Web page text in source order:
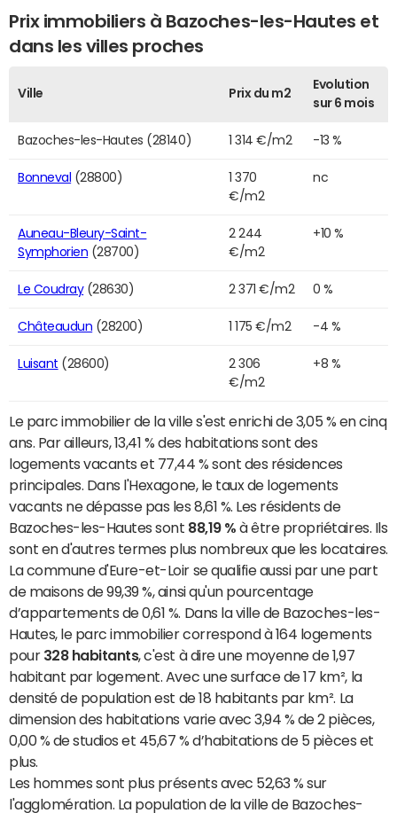
Prix immobiliers à Bazoches-les-Hautes et
dans les villes proches
Ville Prix du m2
Evolution
sur 6 mois
Bazoches-les-Hautes (28140) 1 314 €/m2 -13 %
Bonneval (28800)
1 370
€/m2
nc
Auneau-Bleury-Saint-
Symphorien (28700)
2 244
€/m2
+10 %
Le Coudray(28630) 2 371 €/m2 0 %
Châteaudun (28200) 1 175 €/m2 -4 %
Luisant (28600)
2 306
€/m2
+8 %
Le parc immobilier de la ville s'est enrichi de 3,05 % en cinq
ans. Par ailleurs, 13,41 % des habitations sont des
logements vacants et 77,44 % sont des résidences
principales. Dans l'Hexagone, le taux de logements
vacants ne dépasse pas les 8,61 %. Les résidents de
Bazoches-les-Hautes sont 88,19 % à être propriétaires. Ils
sont en d'autres termes plus nombreux que les locataires.
La commune d'Eure-et-Loir se qualifie aussi par une part
de maisons de 99,39 %, ainsi qu'un pourcentage
d’appartements de 0,61 %. Dans la ville de Bazoches-les-
Hautes, le parc immobilier correspond à 164 logements
pour 328 habitants, c'est à dire une moyenne de 1,97
habitant par logement. Avec une surface de 17 km², la
densité de population est de 18 habitants par km². La
dimension des habitations varie avec 3,94 % de 2 pièces,
0,00 % de studios et 45,67 % d’habitations de 5 pièces et
plus.
Les hommes sont plus présents avec 52,63 % sur
l'agglomération. La population de la ville de Bazoches-